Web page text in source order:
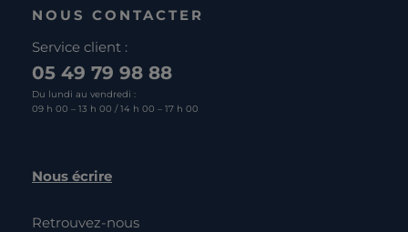
NOUS CONTACTER
Service client :
05 49 79 98 88
Du lundi au vendredi :
09 h 00 – 13 h 00 / 14 h 00 – 17 h 00
Nous écrire
Retrouvez-nous